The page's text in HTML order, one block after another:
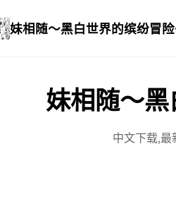
妹相随～黑白世界的缤纷冒
妹相随～
中文下载,最